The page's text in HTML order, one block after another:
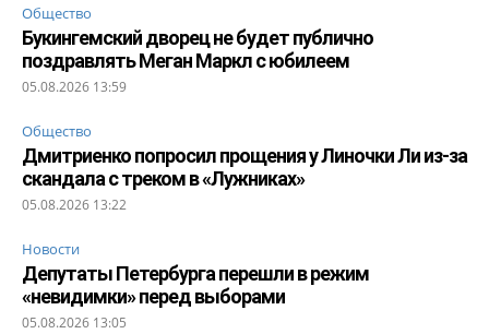
Общество
Букингемский дворец не будет публично
поздравлять Меган Маркл с юбилеем
05.08.2026 13:59
Общество
Дмитриенко попросил прощения у Линочки Ли из-за
скандала с треком в «Лужниках»
05.08.2026 13:22
Новости
Депутаты Петербурга перешли в режим
«невидимки» перед выборами
05.08.2026 13:05